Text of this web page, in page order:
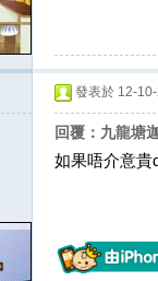
發表於 12-
回覆：九龍塘
如果唔介意貴